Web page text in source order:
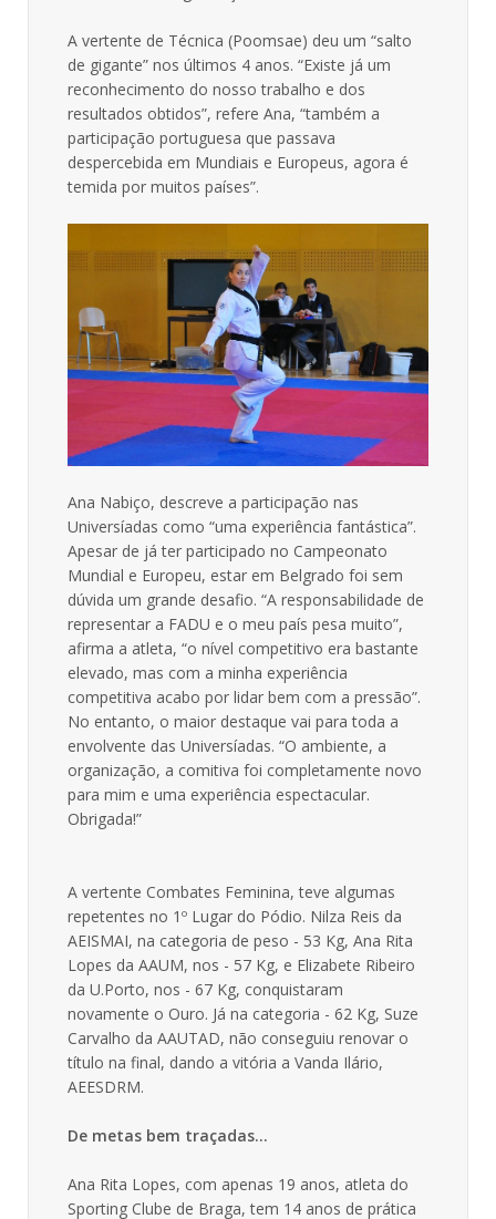
A vertente de Técnica (Poomsae) deu um “salto
de gigante” nos últimos 4 anos. “Existe já um
reconhecimento do nosso trabalho e dos
resultados obtidos”, refere Ana, “também a
participação portuguesa que passava
despercebida em Mundiais e Europeus, agora é
temida por muitos países”.
Ana Nabiço, descreve a participação nas
Universíadas como “uma experiência fantástica”.
Apesar de já ter participado no Campeonato
Mundial e Europeu, estar em Belgrado foi sem
dúvida um grande desafio. “A responsabilidade de
representar a FADU e o meu país pesa muito”,
afirma a atleta, “o nível competitivo era bastante
elevado, mas com a minha experiência
competitiva acabo por lidar bem com a pressão”.
No entanto, o maior destaque vai para toda a
envolvente das Universíadas. “O ambiente, a
organização, a comitiva foi completamente novo
para mim e uma experiência espectacular.
Obrigada!”
A vertente Combates Feminina, teve algumas
repetentes no 1º Lugar do Pódio. Nilza Reis da
AEISMAI, na categoria de peso - 53 Kg, Ana Rita
Lopes da AAUM, nos - 57 Kg, e Elizabete Ribeiro
da U.Porto, nos - 67 Kg, conquistaram
novamente o Ouro. Já na categoria - 62 Kg, Suze
Carvalho da AAUTAD, não conseguiu renovar o
título na final, dando a vitória a Vanda Ilário,
AEESDRM.
De metas bem traçadas…
Ana Rita Lopes, com apenas 19 anos, atleta do
Sporting Clube de Braga, tem 14 anos de prática